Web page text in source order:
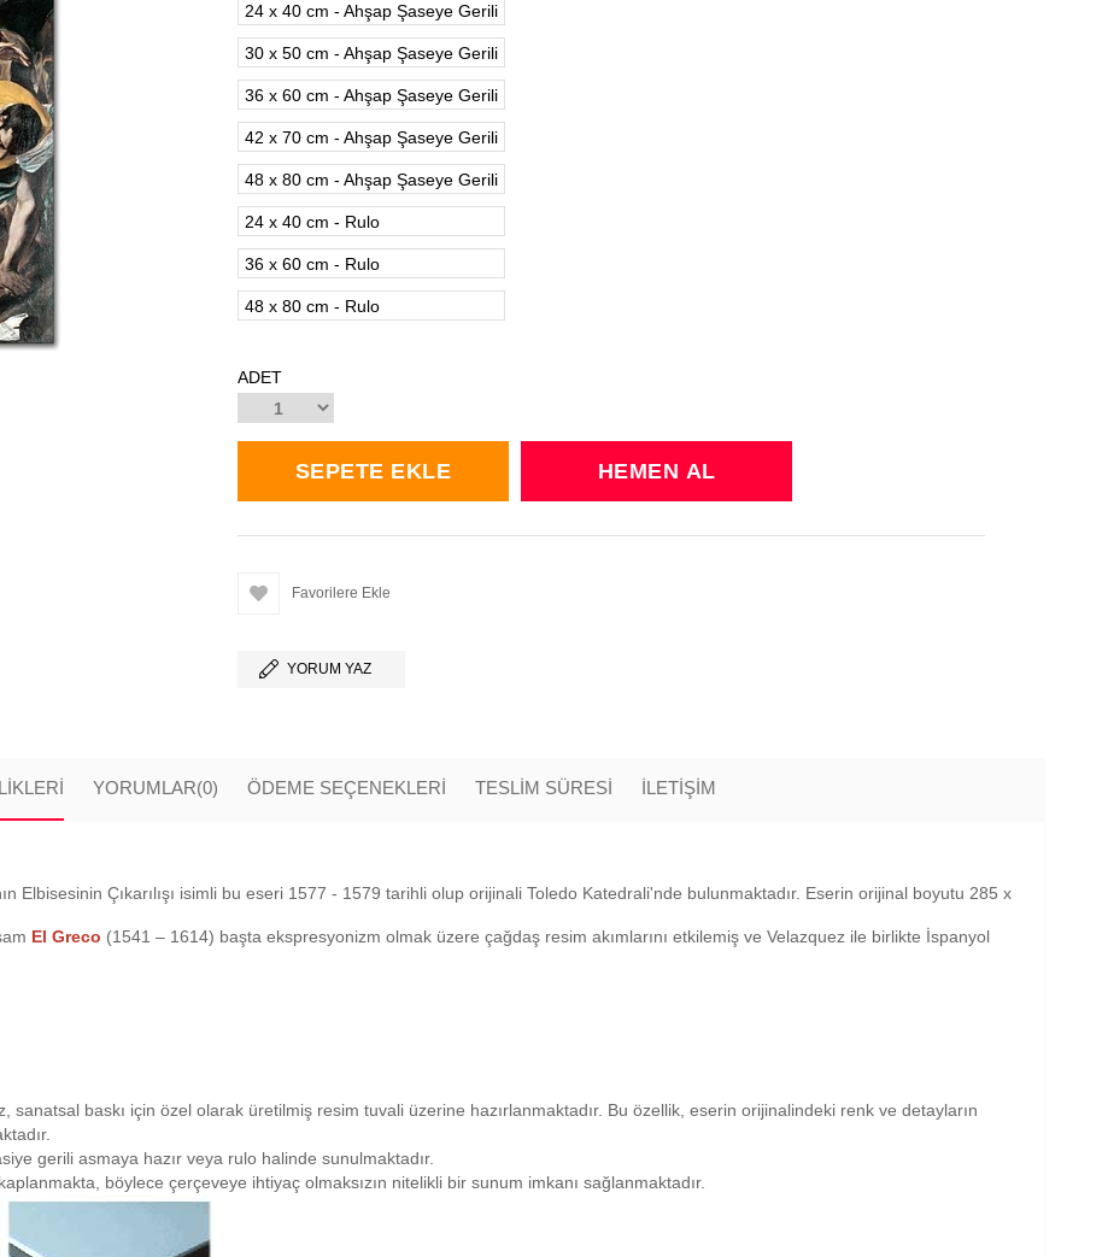
24 x 40 cm - Ahşap Şaseye Gerili
30 x 50 cm - Ahşap Şaseye Gerili
36 x 60 cm - Ahşap Şaseye Gerili
42 x 70 cm - Ahşap Şaseye Gerili
48 x 80 cm - Ahşap Şaseye Gerili
24 x 40 cm - Rulo
36 x 60 cm - Rulo
48 x 80 cm - Rulo
ADET
Favorilere Ekle
YORUM YAZ
YORUMLAR(0) ÖDEME SEÇENEKLERI TESLİM SÜRESİ İLETİŞİM
Elbisesinin Çıkarılışı isimli bu eseri 1577 - 1579 tarihli olup orijinali Toledo Katedrali'nde bulunmaktadır. Eserin orijinal boyutu 285 x
El Greco (1541 – 1614) başta ekspresyonizm olmak üzere çağdaş resim akımlarını etkilemiş ve Velazquez ile birlikte İspanyol
sanatsal baskı için özel olarak üretilmiş resim tuvali üzerine hazırlanmaktadır. Bu özellik, eserin orijinalindeki renk ve detayların
gerili asmaya hazır veya rulo halinde sunulmaktadır.
böylece çerçeveye ihtiyaç olmaksızın nitelikli bir sunum imkanı sağlanmaktadır.